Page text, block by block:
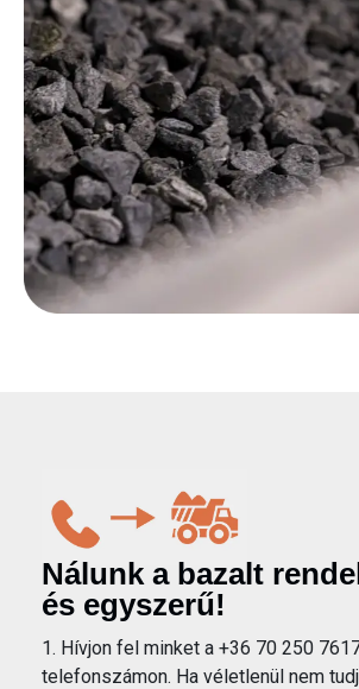
Nálunk a bazalt
és egyszerű!
1. Hívjon fel minket a +36 70 250
telefonszámon. Ha véletlenül nem